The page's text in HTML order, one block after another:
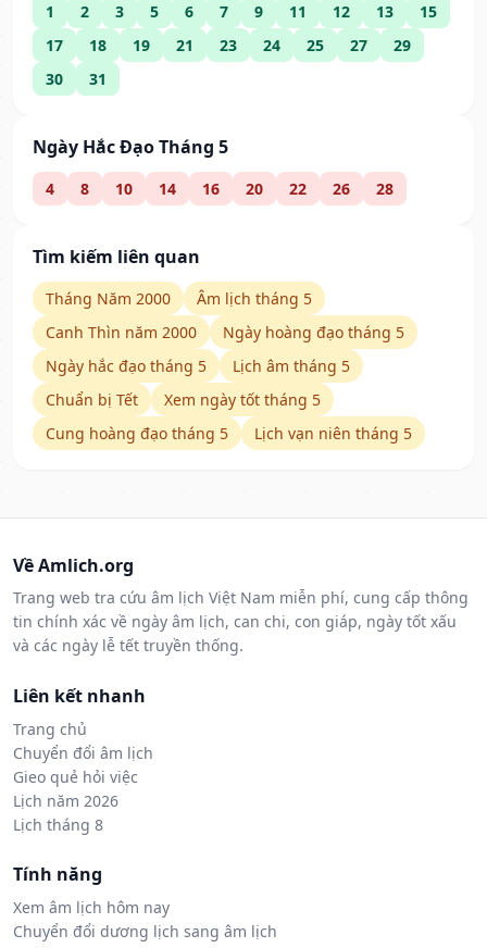
1 2 3 5 6 7 9 11 12 13
15
17
18 19 21 23 24 25 27
29
30
31
Ngày Hắc Đạo Tháng 5
4 8 10 14 16 20 22 26 28
Tìm kiếm liên quan
Tháng Năm 2000
Âm lịch tháng 5
Canh Thìn năm 2000
Ngày hoàng đạo tháng 5
Ngày hắc đạo tháng 5
Lịch âm tháng 5
Chuẩn bị Tết
Xem ngày tốt tháng 5
Cung hoàng đạo tháng 5
Lịch vạn niên tháng 5
Về Amlich.org
Trang web tra cứu âm lịch Việt Nam miễn phí, cung cấp thông
tin chính xác về ngày âm lịch, can chi, con giáp, ngày tốt xấu
và các ngày lễ tết truyền thống.
Liên kết nhanh
Trang chủ
Chuyển đổi âm lịch
Gieo quẻ hỏi việc
Lịch năm 2026
Lịch tháng 8
Tính năng
Xem âm lịch hôm nay
Chuyển đổi dương lịch sang âm lịch